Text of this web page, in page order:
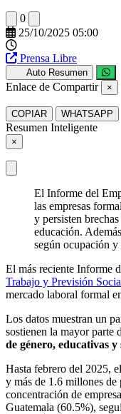
0
25/10/2025 05:00
Prensa Libre
Auto Resumen
Enlace de Compartir ×
COPIAR WHATSAPP
Resumen Inteligente
×
El Informe del
las empresas
y persisten
educación.
según ocupación
El más reciente Informe
Trabajo y Previsión
mercado laboral formal
Los datos muestran un
sostienen la mayor parte
de género, educativas y
Hasta febrero del 2025,
y más de 1.6 millones
concentración de
Guatemala (60.5%),